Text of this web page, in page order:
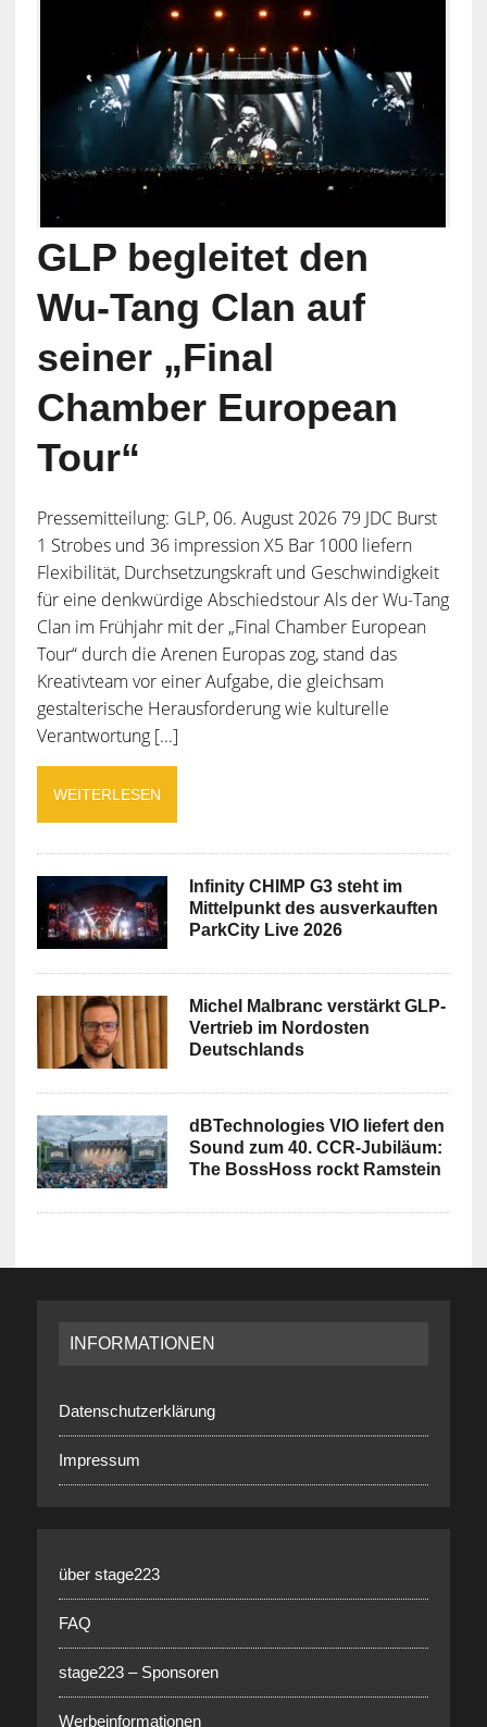
GLP begleitet den
Wu-Tang Clan auf
seiner „Final
Chamber European
Tour“
Pressemitteilung: GLP, 06. August 2026 79 JDC Burst
1 Strobes und 36 impression X5 Bar 1000 liefern
Flexibilität, Durchsetzungskraft und Geschwindigkeit
für eine denkwürdige Abschiedstour Als der Wu-Tang
Clan im Frühjahr mit der „Final Chamber European
Tour“ durch die Arenen Europas zog, stand das
Kreativteam vor einer Aufgabe, die gleichsam
gestalterische Herausforderung wie kulturelle
Verantwortung [...]
WEITERLESEN
Infinity CHIMP G3 steht im
Mittelpunkt des ausverkauften
ParkCity Live 2026
Michel Malbranc verstärkt GLP-
Vertrieb im Nordosten
Deutschlands
dBTechnologies VIO liefert den
Sound zum 40. CCR-Jubiläum:
The BossHoss rockt Ramstein
INFORMATIONEN
Datenschutzerklärung
Impressum
über stage223
FAQ
stage223 – Sponsoren
Werbeinformationen